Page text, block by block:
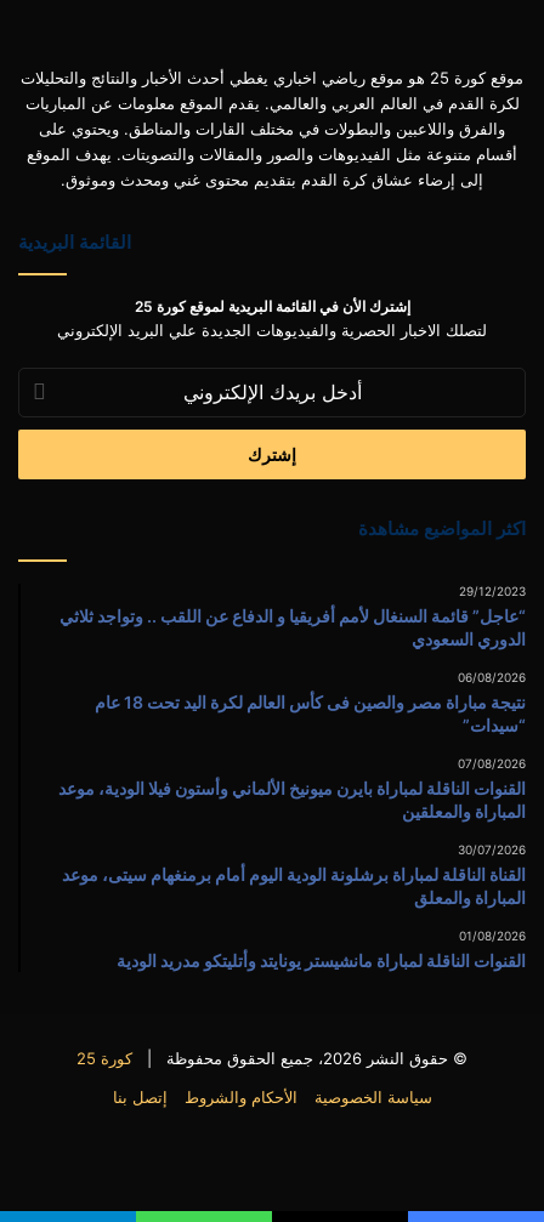
موقع كورة 25 هو موقع رياضي اخباري يغطي أحدث الأخبار والنتائج والتحليلات
لكرة القدم في العالم العربي والعالمي. يقدم الموقع معلومات عن المباريات
والفرق واللاعبين والبطولات في مختلف القارات والمناطق. ويحتوي على
أقسام متنوعة مثل الفيديوهات والصور والمقالات والتصويتات. يهدف الموقع
إلى إرضاء عشاق كرة القدم بتقديم محتوى غني ومحدث وموثوق.
القائمة البريدية
إشترك الأن في القائمة البريدية لموقع كورة 25
لتصلك الاخبار الحصرية والفيديوهات الجديدة علي البريد الإلكتروني
الإلكتروني
اكثر المواضيع مشاهدة
29/12/2023
“عاجل” قائمة السنغال لأمم أفريقيا و الدفاع عن اللقب .. وتواجد ثلاثي
الدوري السعودي
06/08/2026
نتيجة مباراة مصر والصين فى كأس العالم لكرة اليد تحت 18 عام
“سيدات”
07/08/2026
القنوات الناقلة لمباراة بايرن ميونيخ الألماني وأستون فيلا الودية، موعد
المباراة والمعلقين
30/07/2026
القناة الناقلة لمباراة برشلونة الودية اليوم أمام برمنغهام سيتى، موعد
المباراة والمعلق
01/08/2026
القنوات الناقلة لمباراة مانشيستر يونايتد وأتليتكو مدريد الودية
© حقوق النشر 2026، جميع الحقوق محفوظة |
كورة 25
سياسة الخصوصية
الأحكام والشروط إتصل بنا